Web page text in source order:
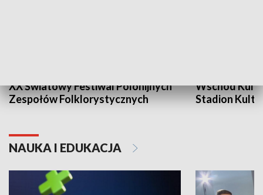
XX Światowy Festiwal Polonijnych
Zespołów Folklorystycznych
Wschód
Stadion
NAUKA I EDUKACJA